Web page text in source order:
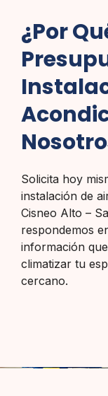
¿Por
Solicita hoy
instalación de
Cisneo Alto –
respondemos
información
climatizar tu
cercano.